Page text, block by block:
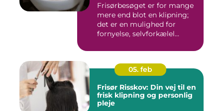
Frisørbesøget er for mange
mere end blot en klipning;
det er en mulighed for
fornyelse, selvforkælel...
05. feb
Frisør Risskov: Din vej til en
frisk klipning og personlig
pleje